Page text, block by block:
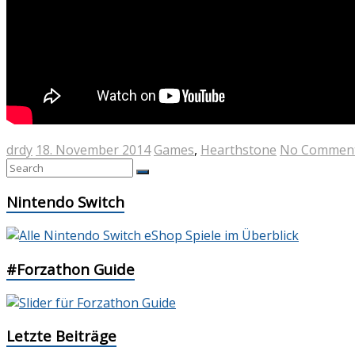
drdy 18. November 2014 Games, Hearthstone No
Nintendo Switch
#Forzathon Guide
Letzte Beiträge